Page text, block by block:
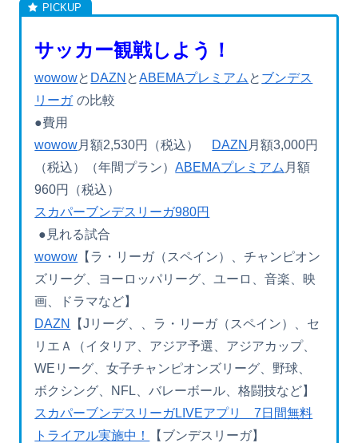
サッカー観戦しよう！
wowowと DAZN とABEMAプレミアム と ブンデス
リーガ の比較
●費用
wowow月額2,530円（税込） DAZN 月額3,000円
（税込）（年間プラン）ABEMAプレミアム 月額
960円（税込）
スカパーブンデスリーガ980円
●見れる試合
wowow 【ラ・リーガ（スペイン）、チャンピオン
ズリーグ、ヨーロッパリーグ、ユーロ、音楽、映
画、ドラマなど】
DAZN
【Jリーグ、、ラ・リーガ（スペイン）、セ
リエＡ（イタリア、アジア予選、アジアカップ、
WEリーグ、女子チャンピオンズリーグ、野球、
ボクシング、NFL、バレーボール、格闘技など】
スカパーブンデスリーガLIVEアプリ 7日間無料
トライアル実施中！
【ブンデスリーガ】